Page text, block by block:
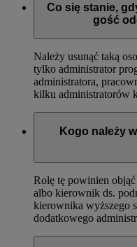
Co się stanie,
gość
Należy usunąć taką
tylko administrator
administratora,
kilku administratorów
Kogo należy
Rolę tę powinien
albo kierownik ds.
kierownika wyższego
dodatkowego